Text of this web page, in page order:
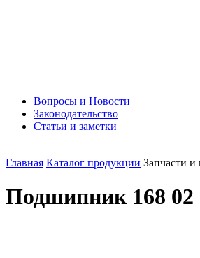
Вопросы и Новости
Законодательство
Статьи и заметки
Главная Каталог продукции Запчасти
Подшипник 168 02